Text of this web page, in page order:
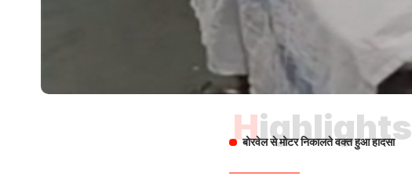
Highlights
बोरवेल से मोटर निकालते वक्त हुआ हादसा